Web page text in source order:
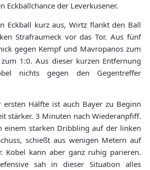
Eckballchance der Leverkusener.
Eckball kurz aus, Wirtz flankt den Ball
Strafraumeck vor das Tor. Aus fünf
gegen Kempf und Mavropanos zum
1:0. Aus dieser kurzen Entfernung
nichts gegen den Gegentreffer
Hälfte ist auch Bayer zu Beginn
stärker. 3 Minuten nach Wiederanpfiff.
einem starken Dribbling auf der linken
schießt aus wenigen Metern auf
Kobel kann aber ganz ruhig parieren.
sah in dieser Situation alles